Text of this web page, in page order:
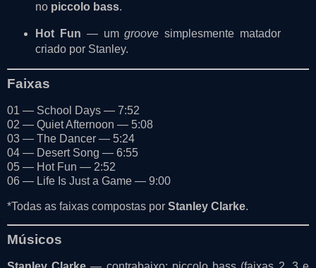
no piccolo bass.
Hot Fun — umgroove simplesmente matador
criado por Stanley.
Faixas
01 — School Days — 7:52
02 — Quiet Afternoon — 5:08
03 — The Dancer — 5:24
04 — Desert Song — 6:55
05 — Hot Fun — 2:52
06 — Life Is Just a Game — 9:00
*Todas as faixas compostas por Stanley Clarke.
Músicos